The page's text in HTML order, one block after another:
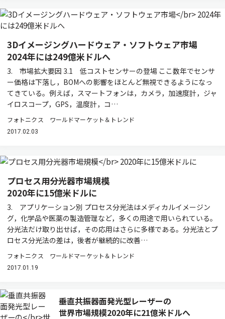
3Dイメージングハードウェア・ソフトウェア市場
2024年には249億米ドルへ
3. 市場拡大要因 3.1 低コストセンサーの登場 ここ数年でセンサ
ー価格は下落し，BOMへの影響をほとんど無視できるようになっ
てきている。例えば，スマートフォンは，カメラ，加速度計，ジャ
イロスコープ，GPS，温度計，コ…
フォトニクス ワールドマーケット＆トレンド
2017.02.03
プロセス用分光器市場規模
2020年に15億米ドルに
3. アプリケーション別 プロセス分光法はメディカルイメージン
グ，化学品や医薬の製造管理など，多くの用途で用いられている。
分光法だけ取り出せば，その応用はさらに多様である。分光法とプ
ロセス分光法の差は，後者が継続的に改善…
フォトニクス ワールドマーケット＆トレンド
2017.01.19
垂直共振器面発光型レーザーの
世界市場規模2020年に21億米ドルへ